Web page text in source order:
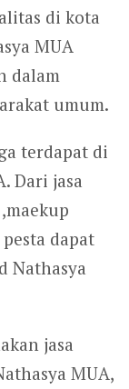
di kota
MUA
dalam
umum.
terdapat di
Dari jasa
dapat
Nathasya
jasa
MUA,